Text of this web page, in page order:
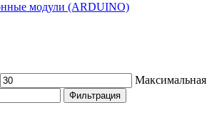
модули (ARDUINO)
Максимальная
Фильтрация